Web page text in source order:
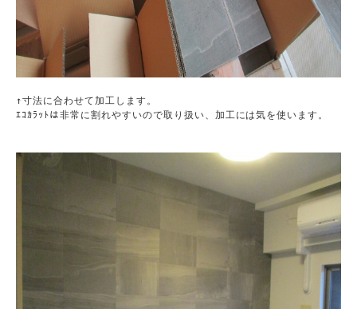
↑寸法に合わせて加工します。
ｴｺｶﾗｯﾄは非常に割れやすいので取り扱い、加工には気を使います。